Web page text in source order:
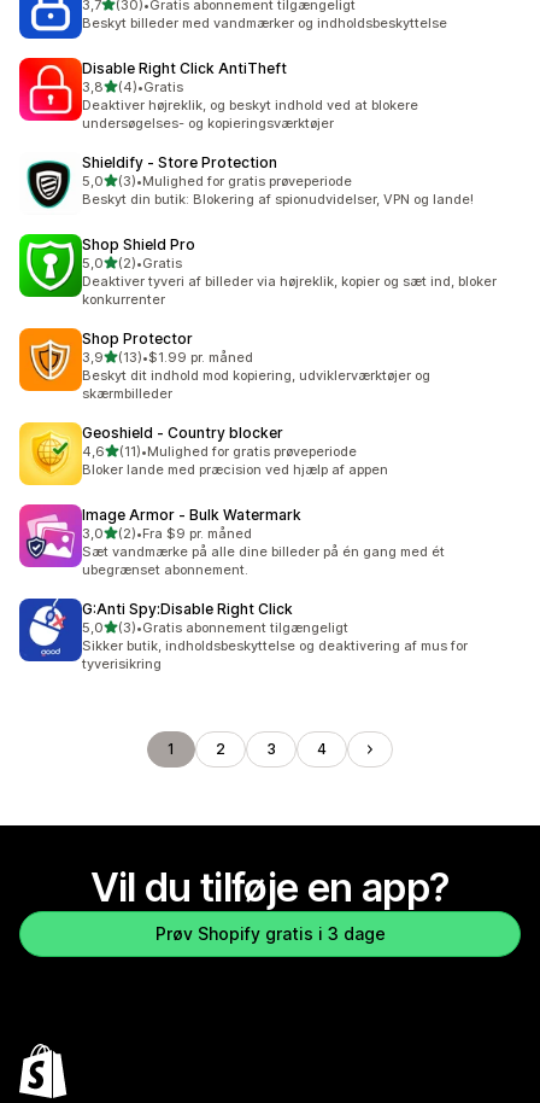
3,7ud af 5 stjerner
(30)
30 anmeldelser i alt
•Gratis abonnement tilgængeligt
Beskyt billeder med vandmærker og indholdsbeskyttelse
Disable Right Click AntiTheft
3,8ud af 5 stjerner
(4)
4 anmeldelser i alt
•Gratis
Deaktiver højreklik, og beskyt indhold ved at blokere
undersøgelses- og kopieringsværktøjer
Shieldify ‑ Store Protection
5,0ud af 5 stjerner
(3)
3 anmeldelser i alt
•Mulighed for gratis prøveperiode
Beskyt din butik: Blokering af spionudvidelser, VPN og lande!
Shop Shield Pro
5,0ud af 5 stjerner
(2)
2 anmeldelser i alt
•Gratis
Deaktiver tyveri af billeder via højreklik, kopier og sæt ind, bloker
konkurrenter
Shop Protector
3,9ud af 5 stjerner
(13)
13 anmeldelser i alt
•$1.99 pr. måned
Beskyt dit indhold mod kopiering, udviklerværktøjer og
skærmbilleder
Geoshield ‑ Country blocker
4,6ud af 5 stjerner
(11)
11 anmeldelser i alt
•Mulighed for gratis prøveperiode
Bloker lande med præcision ved hjælp af appen
Image Armor ‑ Bulk Watermark
3,0ud af 5 stjerner
(2)
2 anmeldelser i alt
•Fra $9 pr. måned
Sæt vandmærke på alle dine billeder på én gang med ét
ubegrænset abonnement.
G:Anti Spy:Disable Right Click
5,0ud af 5 stjerner
(3)
3 anmeldelser i alt
•Gratis abonnement tilgængeligt
Sikker butik, indholdsbeskyttelse og deaktivering af mus for
tyverisikring
1 2 3 4
Vil du tilføje en app?
Prøv Shopify gratis i 3 dage